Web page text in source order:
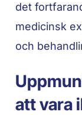
det
medicinsk
och
att vara